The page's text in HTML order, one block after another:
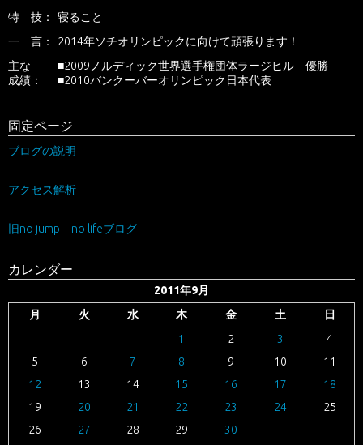
特 技：
寝ること
一 言：
2014年ソチオリンピックに向けて頑張ります！
主な
成績：
■2009ノルディック世界選手権団体ラージヒル 優勝
■2010バンクーバーオリンピック日本代表
固定ページ
ブログの説明
アクセス解析
旧no jump no lifeブログ
カレンダー
2011年9月
月
火 水 木 金 土
日
1
2 3
4
5
6 7 8 9 10
11
12
13 14 15 16 17
18
19
20 21 22 23 24
25
26
27 28 29 30